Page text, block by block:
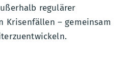
regulärer
Krisenfällen – gemeinsam